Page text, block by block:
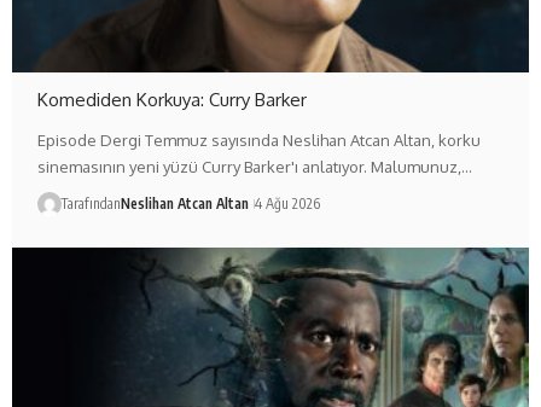
Komediden Korkuya: Curry Barker
Episode Dergi Temmuz sayısında Neslihan Atcan Altan, korku
sinemasının yeni yüzü Curry Barker'ı anlatıyor. Malumunuz,…
TarafındanNeslihan Atcan Altan 4 Ağu 2026